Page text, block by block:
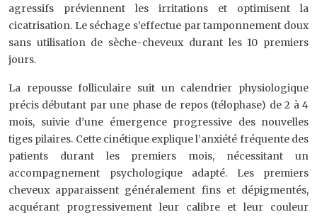
agressifs préviennent les irritations et optimisent la
cicatrisation. Le séchage s’effectue par tamponnement doux
sans utilisation de sèche-cheveux durant les 10 premiers
jours.
La repousse folliculaire suit un calendrier physiologique
précis débutant par une phase de repos (télophase) de 2 à 4
mois, suivie d’une émergence progressive des nouvelles
tiges pilaires. Cette cinétique explique l’anxiété fréquente des
patients durant les premiers mois, nécessitant un
accompagnement psychologique adapté. Les premiers
cheveux apparaissent généralement fins et dépigmentés,
acquérant progressivement leur calibre et leur couleur